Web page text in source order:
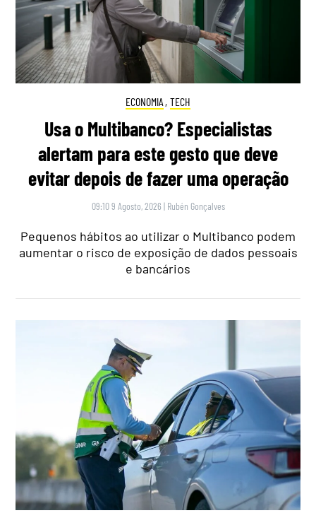
ECONOMIA , TECH
Usa o Multibanco? Especialistas
alertam para este gesto que deve
evitar depois de fazer uma operação
09:10 9 Agosto, 2026 | Rubén Gonçalves
Pequenos hábitos ao utilizar o Multibanco podem
aumentar o risco de exposição de dados pessoais
e bancários